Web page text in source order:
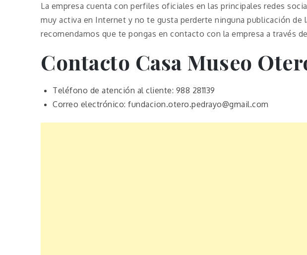
La empresa cuenta con perfiles oficiales en las principales redes
muy activa en Internet y no te gusta perderte ninguna publicación de
recomendamos que te pongas en contacto con la empresa a través
Contacto Casa Museo
Teléfono de atención al cliente: 988 281139
Correo electrónico: fundacion.otero.pedrayo@gmail.com